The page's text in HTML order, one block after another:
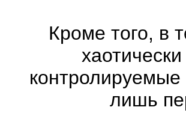
Кроме того, в
лишь